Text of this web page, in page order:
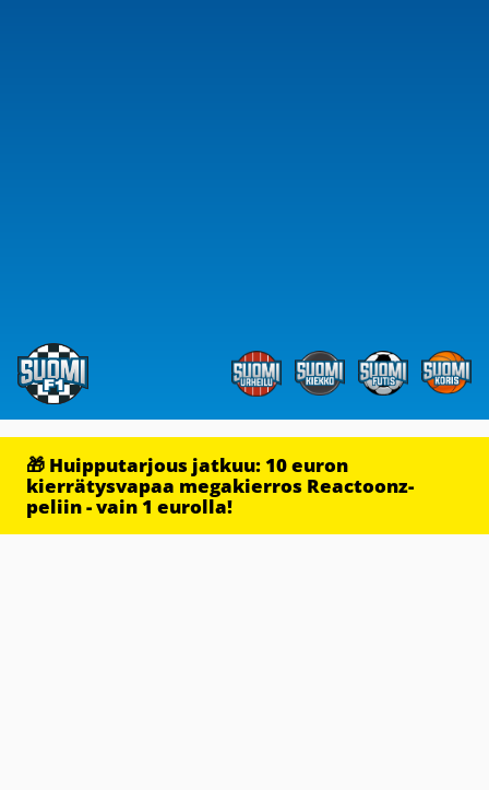
🎁 Huipputarjous jatkuu: 10 euron
kierrätysvapaa megakierros Reactoonz-
peliin - vain 1 eurolla!